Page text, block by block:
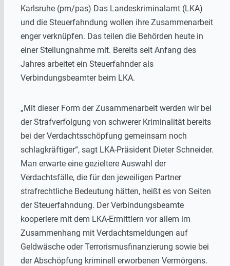
Karlsruhe (pm/pas) Das Landeskriminalamt (LKA)
und die Steuerfahndung wollen ihre Zusammenarbeit
enger verknüpfen. Das teilen die Behörden heute in
einer Stellungnahme mit. Bereits seit Anfang des
Jahres arbeitet ein Steuerfahnder als
Verbindungsbeamter beim LKA.
„Mit dieser Form der Zusammenarbeit werden wir bei
der Strafverfolgung von schwerer Kriminalität bereits
bei der Verdachtsschöpfung gemeinsam noch
schlagkräftiger“, sagt LKA-Präsident Dieter Schneider.
Man erwarte eine gezieltere Auswahl der
Verdachtsfälle, die für den jeweiligen Partner
strafrechtliche Bedeutung hätten, heißt es von Seiten
der Steuerfahndung. Der Verbindungsbeamte
kooperiere mit dem LKA-Ermittlern vor allem im
Zusammenhang mit Verdachtsmeldungen auf
Geldwäsche oder Terrorismusfinanzierung sowie bei
der Abschöpfung kriminell erworbenen Vermörgens.